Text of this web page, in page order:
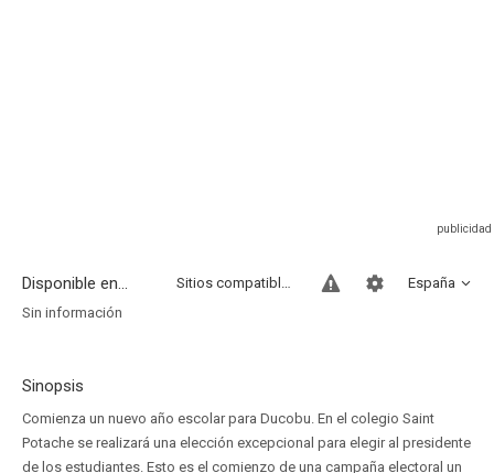
Disponible en... España
Sitios compatibles
Sin información
Sinopsis
Comienza un nuevo año escolar para Ducobu. En el colegio Saint
Potache se realizará una elección excepcional para elegir al presidente
de los estudiantes. Esto es el comienzo de una campaña electoral un